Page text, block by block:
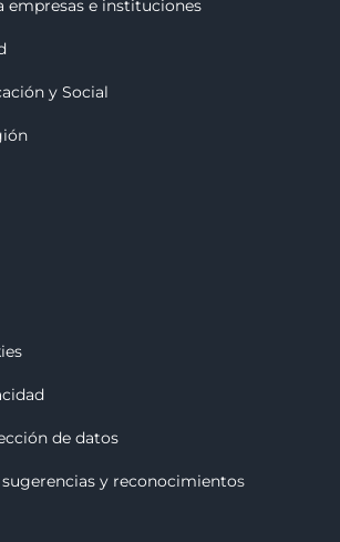
empresas e instituciones
y Social
de datos
sugerencias y reconocimientos